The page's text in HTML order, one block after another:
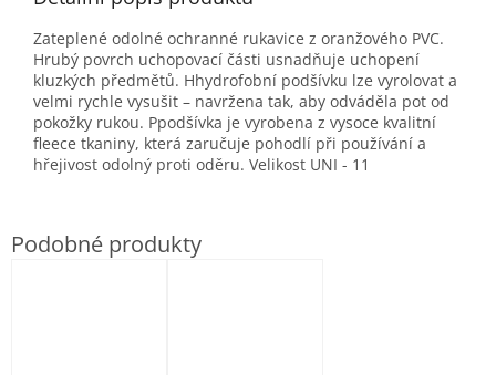
Zateplené odolné ochranné rukavice z oranžového PVC.
Hrubý povrch uchopovací části usnadňuje uchopení
kluzkých předmětů. Hhydrofobní podšívku lze vyrolovat a
velmi rychle vysušit – navržena tak, aby odváděla pot od
pokožky rukou. Ppodšívka je vyrobena z vysoce kvalitní
fleece tkaniny, která zaručuje pohodlí při používání a
hřejivost odolný proti oděru. Velikost UNI - 11